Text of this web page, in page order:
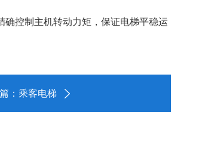
控制主机转动力矩，保证电梯平稳运
：乘客电梯